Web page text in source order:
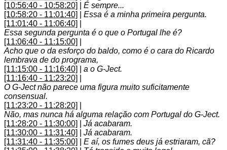
[10:56:40 - 10:58:20]
É sempre...
[10:58:20 - 11:01:40]
Essa é a minha primeira pergunta.
[11:01:40 - 11:06:40]
Essa segunda pergunta é o que o Portugal lhe é?
[11:06:40 - 11:15:00]
Acho que o da esforço do baldo, como é o cara do Ricardo
lembrava de do programa,
[11:15:00 - 11:16:40]
a o G-Ject.
[11:16:40 - 11:23:20]
O G-Ject não parece uma figura muito suficitamente
consensual.
[11:23:20 - 11:28:20]
Não, mas nunca há alguma relação com Portugal do G-Ject.
[11:28:20 - 11:30:00]
Já acabaram.
[11:30:00 - 11:31:40]
Já acabaram.
[11:31:40 - 11:35:00]
E aí, os fumes deus já estriaram, cã?